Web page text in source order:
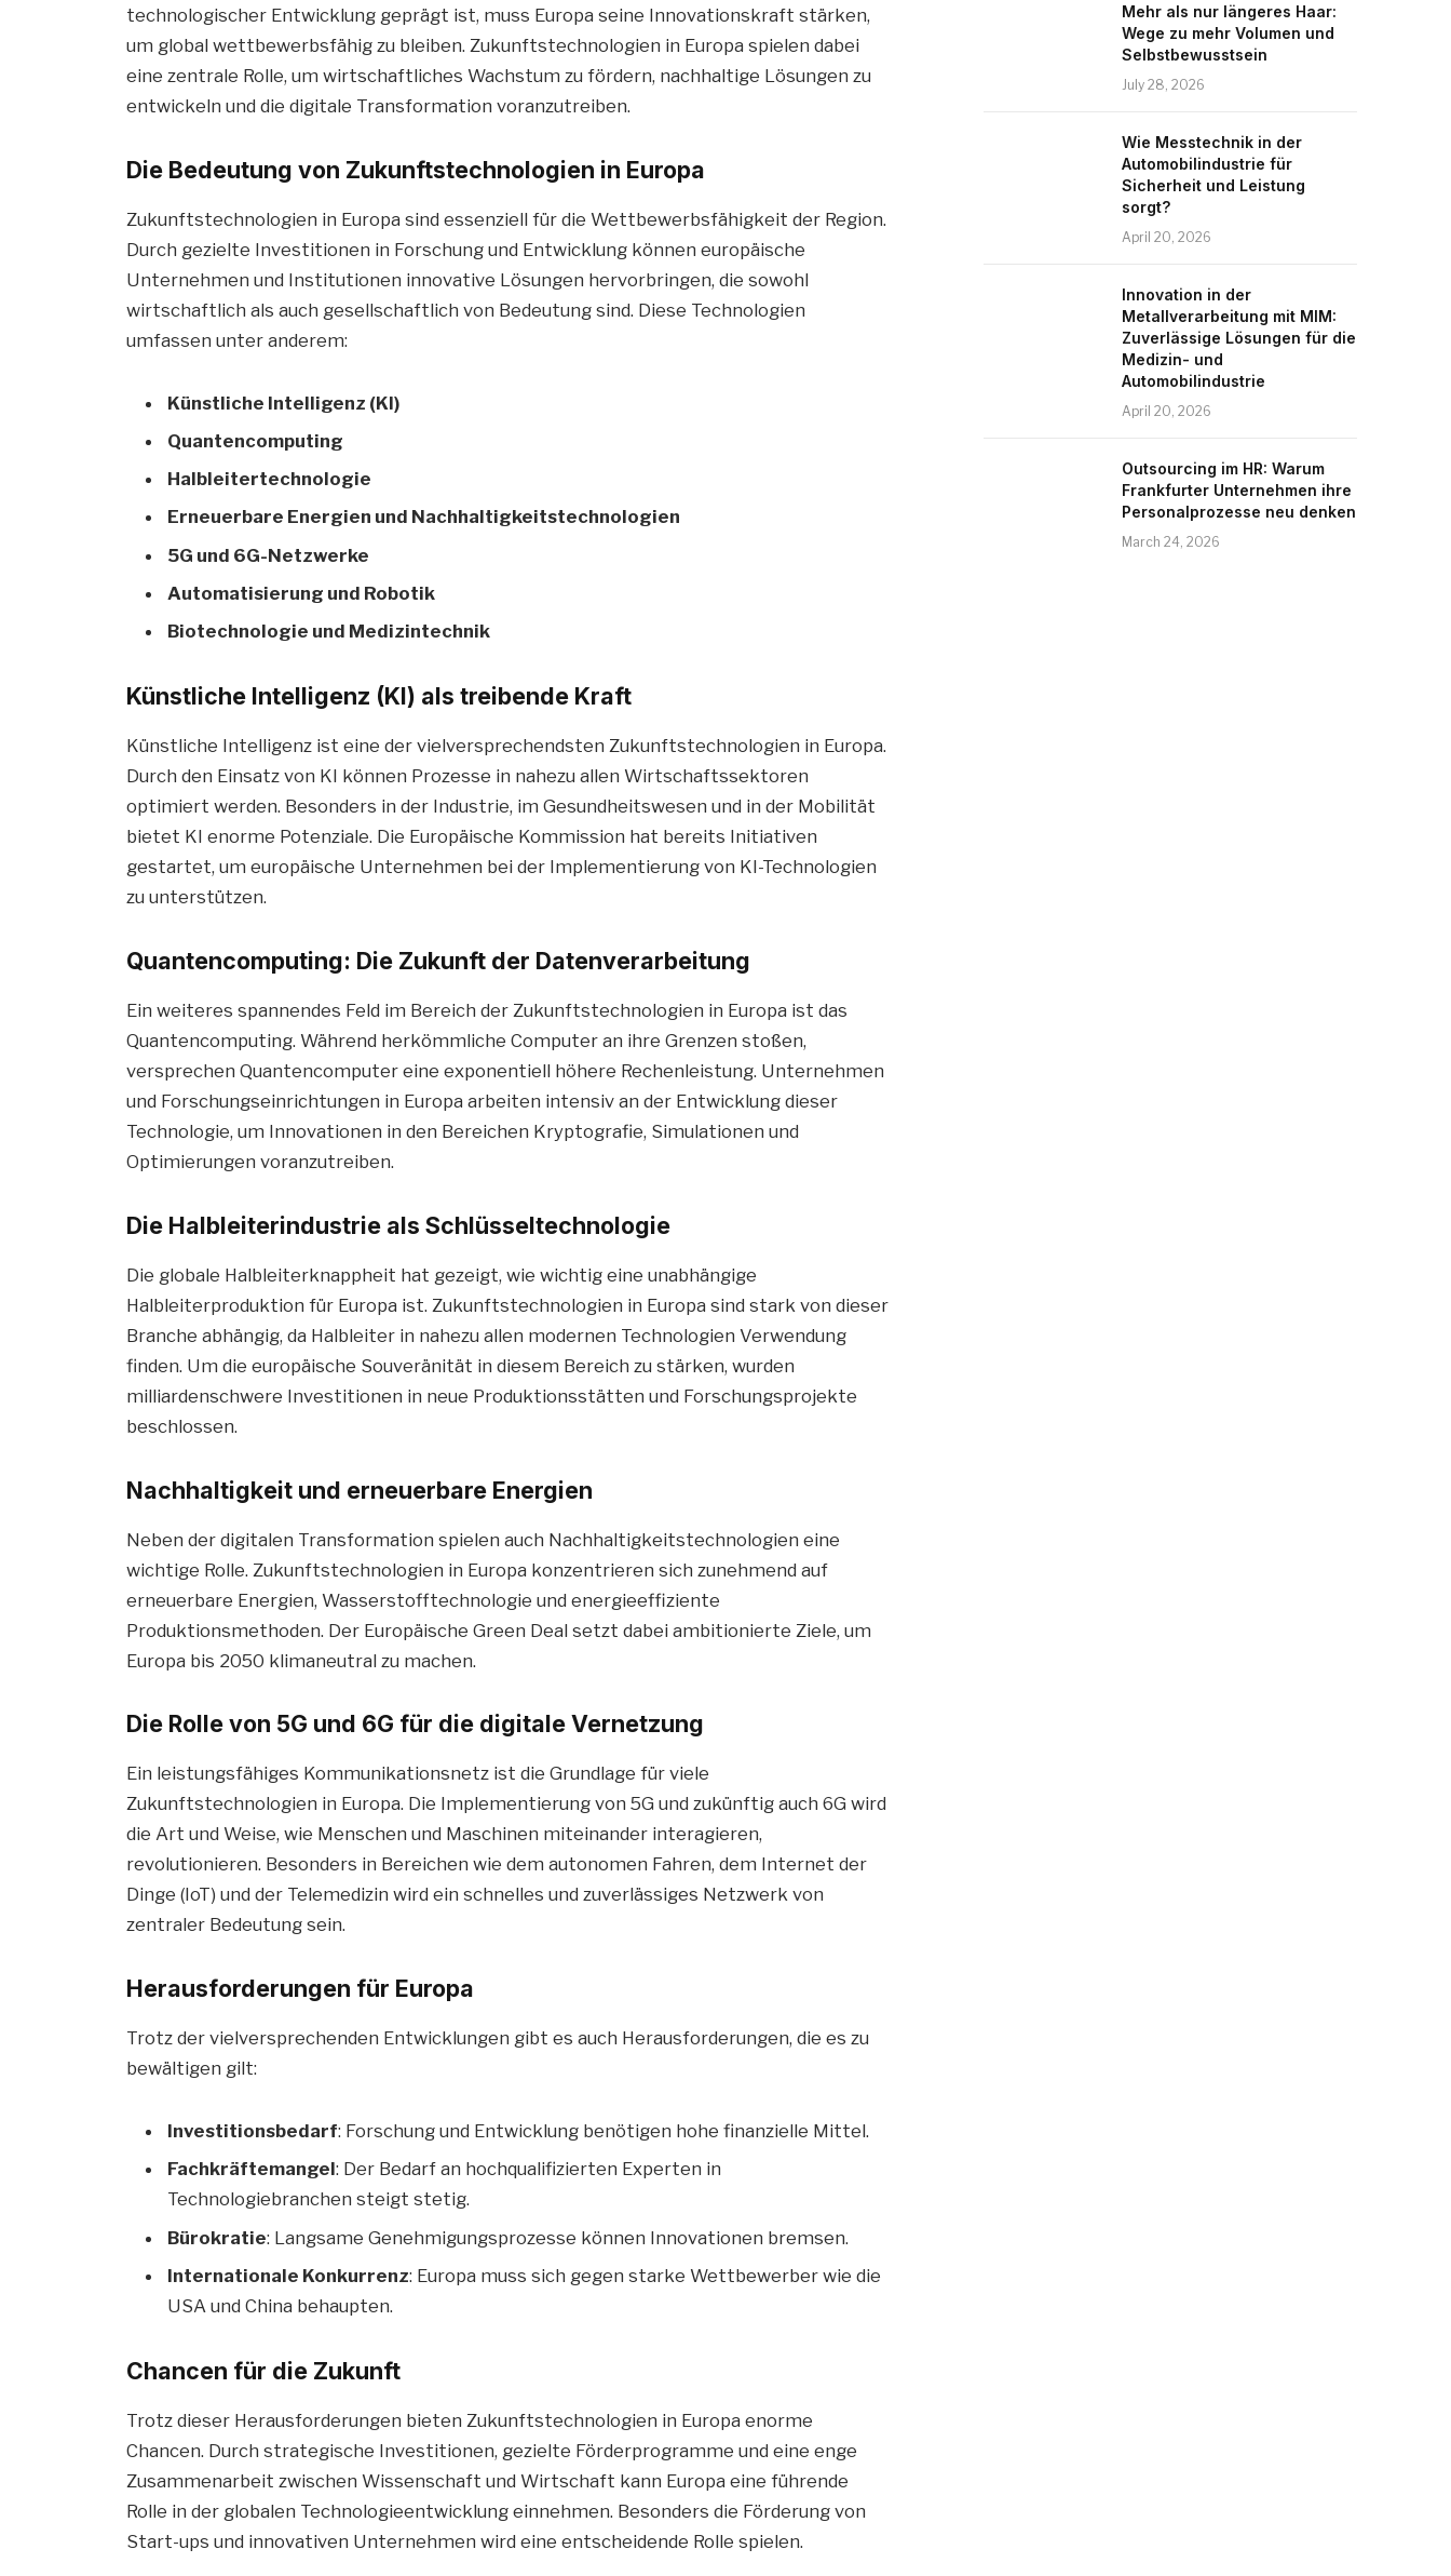
technologischer Entwicklung geprägt ist, muss Europa seine Innovationskraft stärken,
um global wettbewerbsfähig zu bleiben. Zukunftstechnologien in Europa spielen dabei
eine zentrale Rolle, um wirtschaftliches Wachstum zu fördern, nachhaltige Lösungen zu
entwickeln und die digitale Transformation voranzutreiben.
Die Bedeutung von Zukunftstechnologien in Europa
Zukunftstechnologien in Europa sind essenziell für die Wettbewerbsfähigkeit der Region.
Durch gezielte Investitionen in Forschung und Entwicklung können europäische
Unternehmen und Institutionen innovative Lösungen hervorbringen, die sowohl
wirtschaftlich als auch gesellschaftlich von Bedeutung sind. Diese Technologien
umfassen unter anderem:
Künstliche Intelligenz (KI)
Quantencomputing
Halbleitertechnologie
Erneuerbare Energien und Nachhaltigkeitstechnologien
5G und 6G-Netzwerke
Automatisierung und Robotik
Biotechnologie und Medizintechnik
Künstliche Intelligenz (KI) als treibende Kraft
Künstliche Intelligenz ist eine der vielversprechendsten Zukunftstechnologien in Europa.
Durch den Einsatz von KI können Prozesse in nahezu allen Wirtschaftssektoren
optimiert werden. Besonders in der Industrie, im Gesundheitswesen und in der Mobilität
bietet KI enorme Potenziale. Die Europäische Kommission hat bereits Initiativen
gestartet, um europäische Unternehmen bei der Implementierung von KI-Technologien
zu unterstützen.
Quantencomputing: Die Zukunft der Datenverarbeitung
Ein weiteres spannendes Feld im Bereich der Zukunftstechnologien in Europa ist das
Quantencomputing. Während herkömmliche Computer an ihre Grenzen stoßen,
versprechen Quantencomputer eine exponentiell höhere Rechenleistung. Unternehmen
und Forschungseinrichtungen in Europa arbeiten intensiv an der Entwicklung dieser
Technologie, um Innovationen in den Bereichen Kryptografie, Simulationen und
Optimierungen voranzutreiben.
Die Halbleiterindustrie als Schlüsseltechnologie
Die globale Halbleiterknappheit hat gezeigt, wie wichtig eine unabhängige
Halbleiterproduktion für Europa ist. Zukunftstechnologien in Europa sind stark von dieser
Branche abhängig, da Halbleiter in nahezu allen modernen Technologien Verwendung
finden. Um die europäische Souveränität in diesem Bereich zu stärken, wurden
milliardenschwere Investitionen in neue Produktionsstätten und Forschungsprojekte
beschlossen.
Nachhaltigkeit und erneuerbare Energien
Neben der digitalen Transformation spielen auch Nachhaltigkeitstechnologien eine
wichtige Rolle. Zukunftstechnologien in Europa konzentrieren sich zunehmend auf
erneuerbare Energien, Wasserstofftechnologie und energieeffiziente
Produktionsmethoden. Der Europäische Green Deal setzt dabei ambitionierte Ziele, um
Europa bis 2050 klimaneutral zu machen.
Die Rolle von 5G und 6G für die digitale Vernetzung
Ein leistungsfähiges Kommunikationsnetz ist die Grundlage für viele
Zukunftstechnologien in Europa. Die Implementierung von 5G und zukünftig auch 6G wird
die Art und Weise, wie Menschen und Maschinen miteinander interagieren,
revolutionieren. Besonders in Bereichen wie dem autonomen Fahren, dem Internet der
Dinge (IoT) und der Telemedizin wird ein schnelles und zuverlässiges Netzwerk von
zentraler Bedeutung sein.
Herausforderungen für Europa
Trotz der vielversprechenden Entwicklungen gibt es auch Herausforderungen, die es zu
bewältigen gilt:
Investitionsbedarf: Forschung und Entwicklung benötigen hohe finanzielle Mittel.
Fachkräftemangel: Der Bedarf an hochqualifizierten Experten in
Technologiebranchen steigt stetig.
Bürokratie: Langsame Genehmigungsprozesse können Innovationen bremsen.
Internationale Konkurrenz: Europa muss sich gegen starke Wettbewerber wie die
USA und China behaupten.
Chancen für die Zukunft
Trotz dieser Herausforderungen bieten Zukunftstechnologien in Europa enorme
Chancen. Durch strategische Investitionen, gezielte Förderprogramme und eine enge
Zusammenarbeit zwischen Wissenschaft und Wirtschaft kann Europa eine führende
Rolle in der globalen Technologieentwicklung einnehmen. Besonders die Förderung von
Start-ups und innovativen Unternehmen wird eine entscheidende Rolle spielen.
Mehr als nur längeres Haar:
Wege zu mehr Volumen und
Selbstbewusstsein
July 28, 2026
Wie Messtechnik in der
Automobilindustrie für
Sicherheit und Leistung
sorgt?
April 20, 2026
Innovation in der
Metallverarbeitung mit MIM:
Zuverlässige Lösungen für die
Medizin- und
Automobilindustrie
April 20, 2026
Outsourcing im HR: Warum
Frankfurter Unternehmen ihre
Personalprozesse neu denken
March 24, 2026